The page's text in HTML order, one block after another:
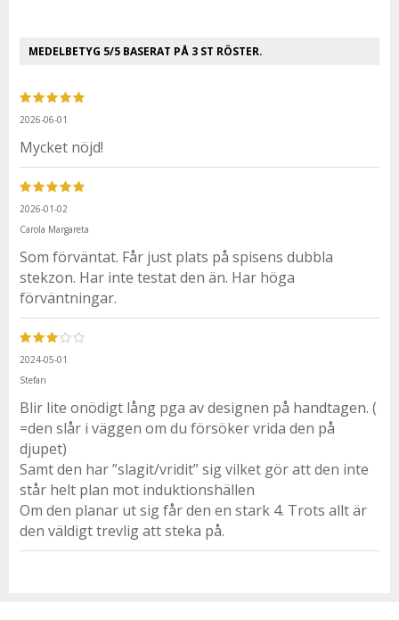
MEDELBETYG 5/5 BASERAT PÅ 3 ST RÖSTER.
2026-06-01
Mycket nöjd!
2026-01-02
Carola Margareta
Som förväntat. Får just plats på spisens dubbla
stekzon. Har inte testat den än. Har höga
förväntningar.
2024-05-01
Stefan
Blir lite onödigt lång pga av designen på handtagen. (
=den slår i väggen om du försöker vrida den på
djupet)
Samt den har ”slagit/vridit” sig vilket gör att den inte
står helt plan mot induktionshällen
Om den planar ut sig får den en stark 4. Trots allt är
den väldigt trevlig att steka på.